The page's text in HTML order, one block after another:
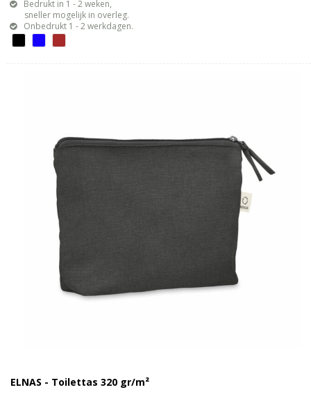
Bedrukt in 1 - 2 weken,
sneller mogelijk in overleg.
Onbedrukt 1 - 2 werkdagen.
ELNAS - Toilettas 320 gr/m²